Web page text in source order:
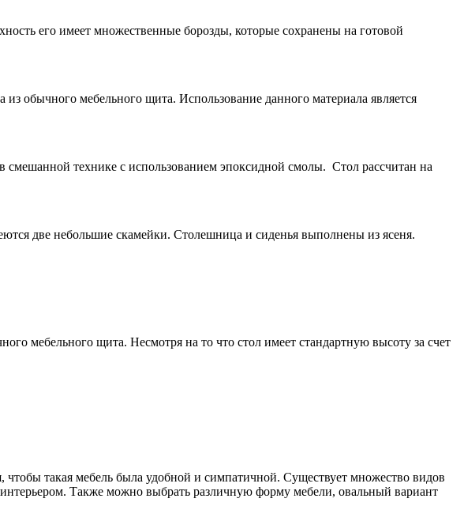
его имеет множественные борозды, которые сохранены на готовой
обычного мебельного щита. Использование данного материала является
технике с использованием эпоксидной смолы. Стол рассчитан на
две небольшие скамейки. Столешница и сиденья выполнены из ясеня.
мебельного щита. Несмотря на то что стол имеет стандартную высоту за счет
такая мебель была удобной и симпатичной. Существует множество видов
Также можно выбрать различную форму мебели, овальный вариант